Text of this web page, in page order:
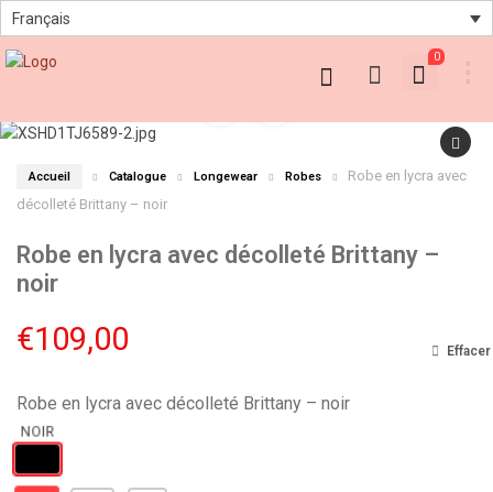
Français
0
Accueil Catalogue Longewear Robes
Robe en lycra avec
décolleté Brittany – noir
Robe en lycra avec décolleté Brittany –
noir
€109,00
Robe en lycra avec décolleté Brittany – noir
Effacer